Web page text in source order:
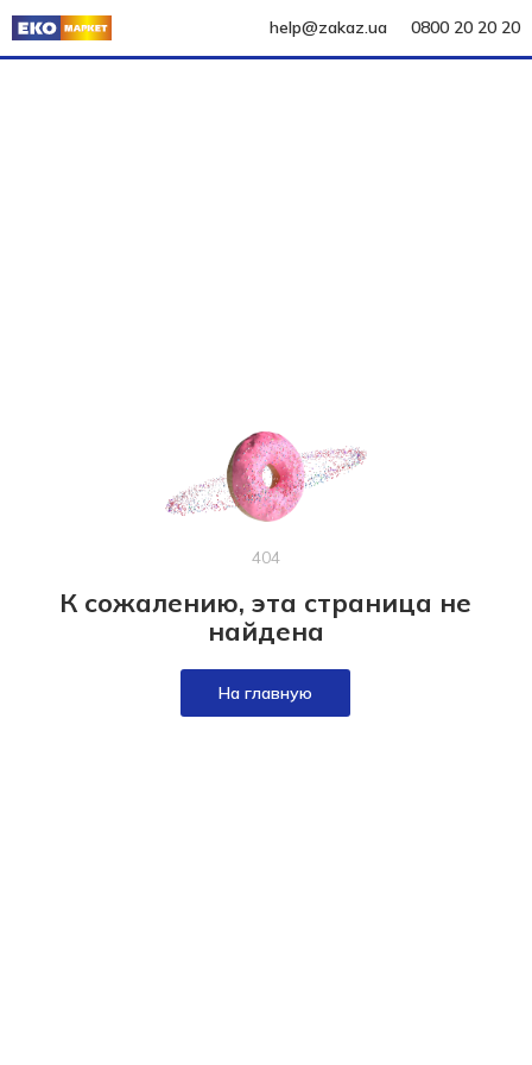
help@zakaz.ua 0800 20 20 20
404
К сожалению, эта страница не
найдена
На главную